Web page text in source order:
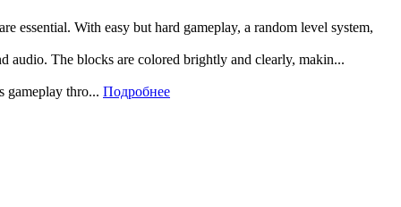
essential. With easy but hard gameplay, a random level system,
audio. The blocks are colored brightly and clearly, makin...
gameplay thro... Подробнее